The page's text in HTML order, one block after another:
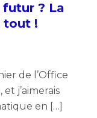
? La
tout !
de l’Office
j’aimerais
en […]